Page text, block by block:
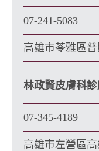
07-241-5083
高雄市苓雅區
林政賢皮膚科
07-345-4189
高雄市左營區